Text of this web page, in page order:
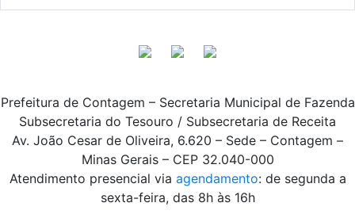
Prefeitura de Contagem – Secretaria Municipal de Fazenda
Subsecretaria do Tesouro / Subsecretaria de Receita
Av. João Cesar de Oliveira, 6.620 – Sede – Contagem –
Minas Gerais – CEP 32.040-000
Atendimento presencial via agendamento: de segunda a
sexta-feira, das 8h às 16h